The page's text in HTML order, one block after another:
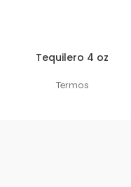
OPCIONES
Tequilero 4 oz
Termos